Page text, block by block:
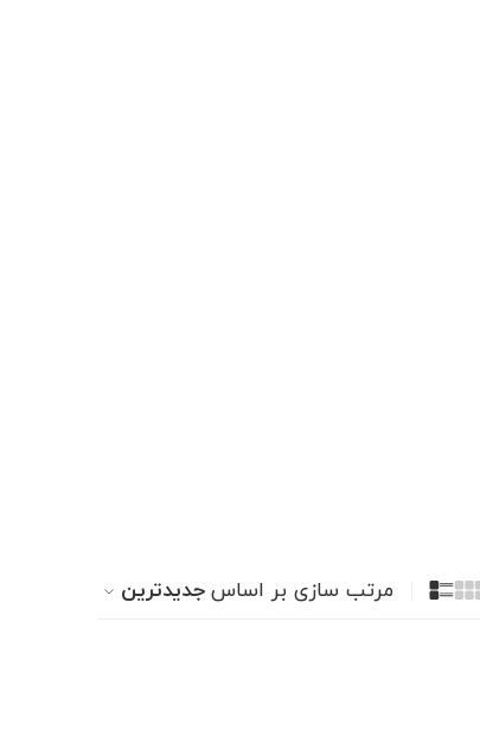
مرتب سازی بر اساس جدیدترین